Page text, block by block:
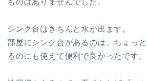
ものはありませんでした。
シンク台 はきちんと水が出ます。
部屋にシンク台があるのは、ちょっ
るのにも使えて便利で良かったです。